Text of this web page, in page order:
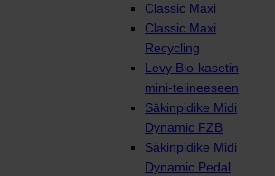
Classic Maxi
Classic Maxi
Recycling
Levy Bio-kasetin
mini-telineeseen
Säkinpidike Midi
Dynamic FZB
Säkinpidike Midi
Dynamic Pedal